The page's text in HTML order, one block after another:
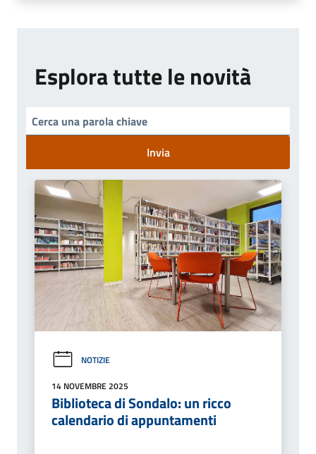
Esplora tutte le novità
Invia
NOTIZIE
14 NOVEMBRE 2025
Biblioteca di Sondalo: un ricco
calendario di appuntamenti